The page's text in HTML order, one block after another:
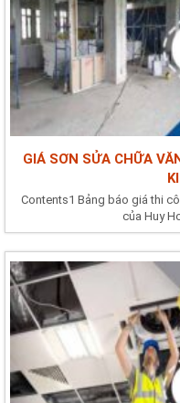
GIÁ SƠN SỬA CHỮA
Contents1 Bảng báo giá thi
của Huy